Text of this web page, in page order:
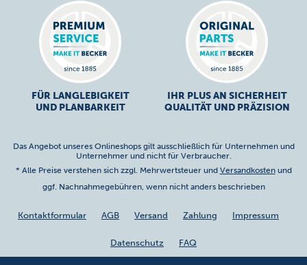
FÜR LANGLEBIGKEIT
UND PLANBARKEIT
IHR PLUS AN SICHERHEIT
QUALITÄT UND PRÄZISION
Das Angebot unseres Onlineshops gilt ausschließlich für Unternehmen und
Unternehmer und nicht für Verbraucher.
* Alle Preise verstehen sich zzgl. Mehrwertsteuer und Versandkostenund
ggf. Nachnahmegebühren, wenn nicht anders beschrieben
Kontaktformular AGB Versand Zahlung Impressum
Datenschutz FAQ